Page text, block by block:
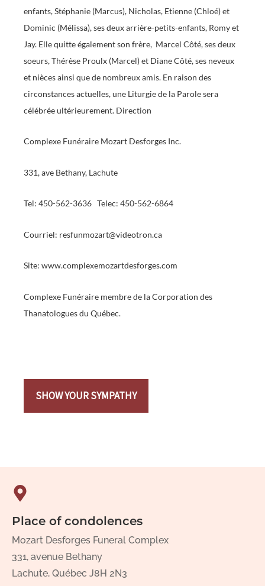
enfants, Stéphanie (Marcus), Nicholas, Etienne (Chloé) et
Dominic (Mélissa), ses deux arrière-petits-enfants, Romy et
Jay. Elle quitte également son frère, Marcel Côté, ses deux
soeurs, Thérèse Proulx (Marcel) et Diane Côté, ses neveux
et nièces ainsi que de nombreux amis. En raison des
circonstances actuelles, une Liturgie de la Parole sera
célébrée ultérieurement. Direction
Complexe Funéraire Mozart Desforges Inc.
331, ave Bethany, Lachute
Tel: 450-562-3636 Telec: 450-562-6864
Courriel: resfunmozart@videotron.ca
Site: www.complexemozartdesforges.com
Complexe Funéraire membre de la Corporation des
Thanatologues du Québec.
SHOW YOUR SYMPATHY
Place of condolences
Mozart Desforges Funeral Complex
331, avenue Bethany
Lachute, Québec J8H 2N3